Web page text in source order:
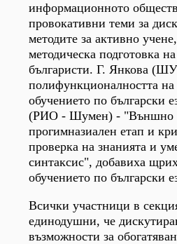
информационното
провокативни теми за
методите за активно
методическа подготовка
българисти. Г. Янкова
полифункционалността на
обучението по български
(РИО - Шумен) - "Външно
прогимназиален етап и
проверка на знанията и
синтаксис", добавиха
обучението по български
Всички участници в
единодушни, че
възможности за